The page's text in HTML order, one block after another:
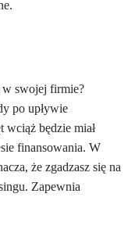
w swojej firmie?
po upływie
wciąż będzie miał
finansowania. W
że zgadzasz się na
Zapewnia